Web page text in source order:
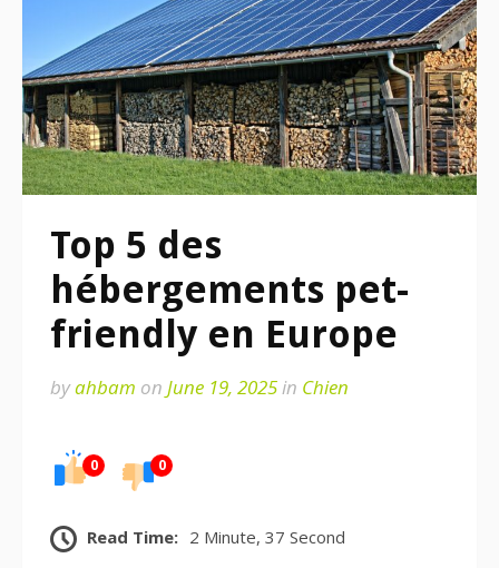
Top 5 des
hébergements pet-
friendly en Europe
byahbam on June 19, 2025in Chien
0 0
Read Time: 2 Minute, 37 Second